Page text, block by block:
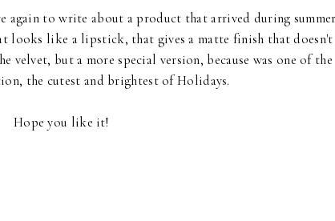
again to write about a product that arrived during
looks like a lipstick, that gives a matte finish that doesn't
velvet, but a more special version, because was one of the
the cutest and brightest of Holidays.
Hope you like it!